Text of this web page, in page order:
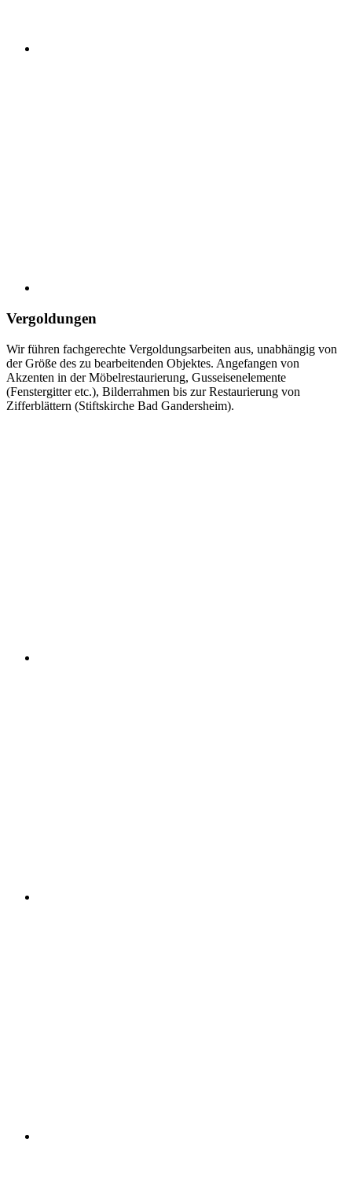
Vergoldungen
Wir führen fachgerechte Vergoldungsarbeiten aus, unabhängig von
der Größe des zu bearbeitenden Objektes. Angefangen von
Akzenten in der Möbelrestaurierung, Gusseisenelemente
(Fenstergitter etc.), Bilderrahmen bis zur Restaurierung von
Zifferblättern (Stiftskirche Bad Gandersheim).